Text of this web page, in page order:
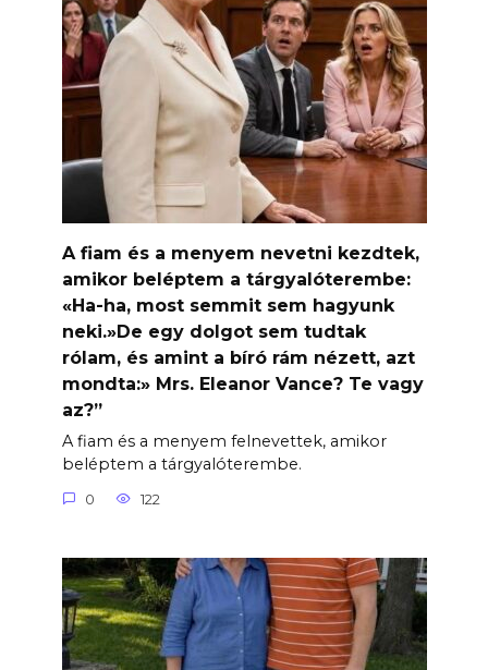
A fiam és a menyem nevetni kezdtek,
amikor beléptem a tárgyalóterembe:
«Ha-ha, most semmit sem hagyunk
neki.»De egy dolgot sem tudtak
rólam, és amint a bíró rám nézett, azt
mondta:» Mrs. Eleanor Vance? Te vagy
az?”
A fiam és a menyem felnevettek, amikor
beléptem a tárgyalóterembe.
0 122